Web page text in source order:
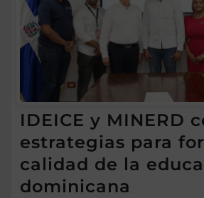
IDEICE y MINERD
estrategias para
calidad de la
dominicana